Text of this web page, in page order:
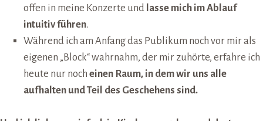
offen in meine Konzerte und lasse mich im Ablauf
intuitiv führen.
Während ich am Anfang das Publikum noch vor mir als
eigenen „Block“ wahrnahm, der mir zuhörte, erfahre ich
heute nur noch einen Raum, in dem wir uns alle
aufhalten und Teil des Geschehens sind.